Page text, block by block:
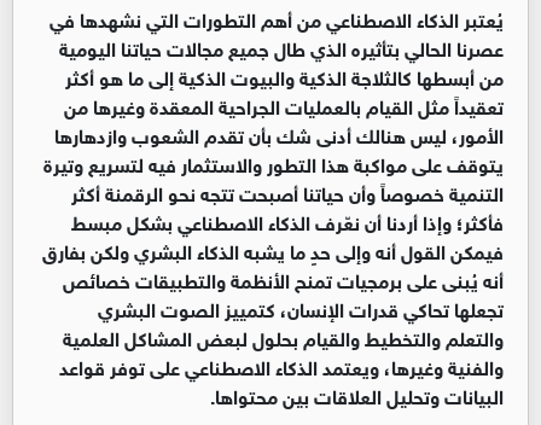
يُعتبر الذكاء الاصطناعي من أهم التطورات التي نشهدها في
عصرنا الحالي بتأثيره الذي طال جميع مجالات حياتنا اليومية
من أبسطها كالثلاجة الذكية والبيوت الذكية إلى ما هو أكثر
تعقيداً مثل القيام بالعمليات الجراحية المعقدة وغيرها من
الأمور، ليس هنالك أدنى شك بأن تقدم الشعوب وازدهارها
يتوقف على مواكبة هذا التطور والاستثمار فيه لتسريع وتيرة
التنمية خصوصاً وأن حياتنا أصبحت تتجه نحو الرقمنة أكثر
فأكثر؛ وإذا أردنا أن نعّرف الذكاء الاصطناعي بشكل مبسط
فيمكن القول أنه وإلى حدٍ ما يشبه الذكاء البشري ولكن بفارق
أنه يُبنى على برمجيات تمنح الأنظمة والتطبيقات خصائص
تجعلها تحاكي قدرات الإنسان، كتمييز الصوت البشري
والتعلم والتخطيط والقيام بحلول لبعض المشاكل العلمية
والفنية وغيرها، ويعتمد الذكاء الاصطناعي على توفر قواعد
البيانات وتحليل العلاقات بين محتواها.